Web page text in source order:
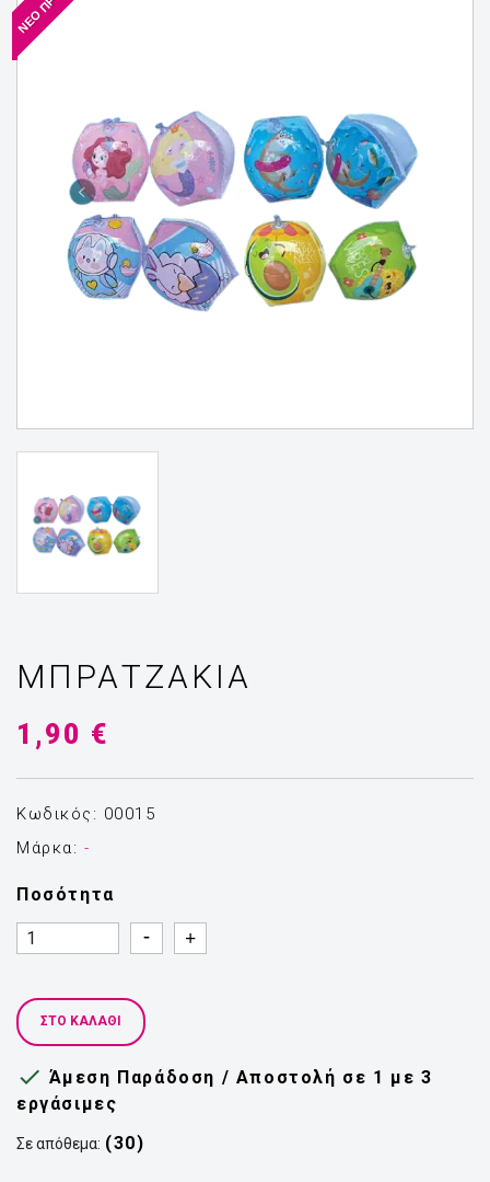
ΜΠΡΑΤΖΑΚΙΑ
1,90 €
Κωδικός: 00015
Μάρκα: -
Ποσότητα
Quantity
Quantity
ΣΤΟ ΚΑΛΆΘΙ
 Άμεση Παράδοση / Αποστολή σε 1 με 3
εργάσιμες
Σε απόθεμα: (30)